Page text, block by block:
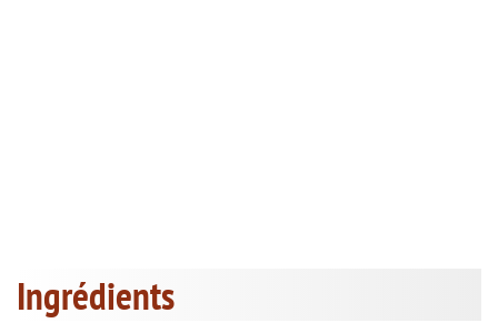
Ingrédients